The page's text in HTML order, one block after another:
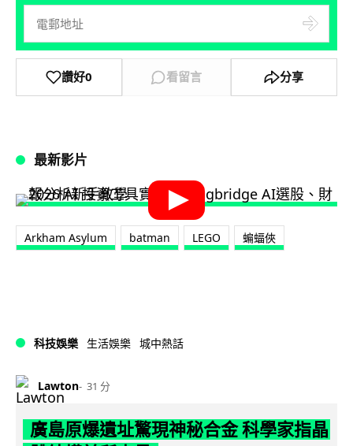
讚好0 看留言 分享
最新影片
Arkham Asylum batman LEGO 蝙蝠俠
科技娛樂 生活娛樂 城中熱話
Lawton 31 分
廣島原爆遺址驚現神秘合金 科學家指晶